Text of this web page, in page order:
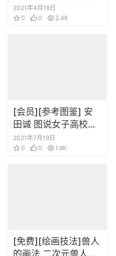
制服百景 总集編 -东
日本編-
2021年4月18日
0
0 2.4K
[会员][参考图鉴] 安
田诚 图说女子高校制
服 制服设计插画设定
原画集
2021年7月19日
0
0 1.9K
[免费][绘画技法]兽人
的画法 二次元兽人的